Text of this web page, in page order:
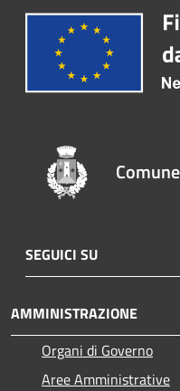
SEGUICI SU
AMMINISTRAZIONE
Organi di Governo
Aree Amministrative